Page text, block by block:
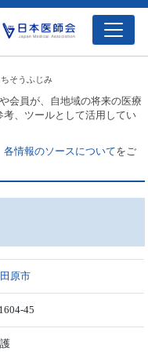
そうふじみ
会員が、自地域の将来の医療
、ツールとして活用してい
各情報のソースについてをご
原市
45